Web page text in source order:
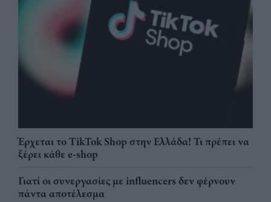
Έρχεται το TikTok Shop στην Ελλάδα! Τι πρέπει να
ξέρει κάθε e-shop
Γιατί οι συνεργασίες με influencers δεν φέρνουν
πάντα αποτέλεσμα